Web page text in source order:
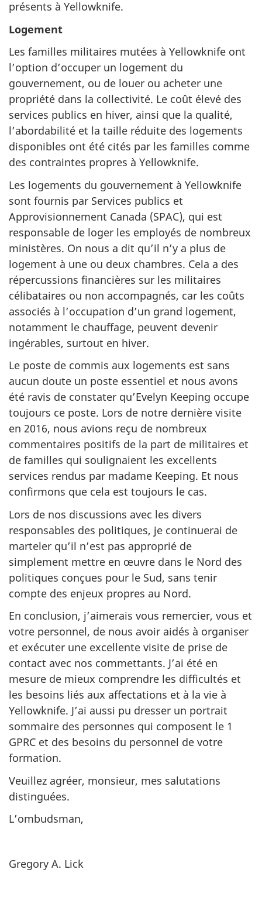
présents à Yellowknife.
Logement
Les familles militaires mutées à Yellowknife ont
l’option d’occuper un logement du
gouvernement, ou de louer ou acheter une
propriété dans la collectivité. Le coût élevé des
services publics en hiver, ainsi que la qualité,
l’abordabilité et la taille réduite des logements
disponibles ont été cités par les familles comme
des contraintes propres à Yellowknife.
Les logements du gouvernement à Yellowknife
sont fournis par Services publics et
Approvisionnement Canada (SPAC), qui est
responsable de loger les employés de nombreux
ministères. On nous a dit qu’il n’y a plus de
logement à une ou deux chambres. Cela a des
répercussions financières sur les militaires
célibataires ou non accompagnés, car les coûts
associés à l’occupation d’un grand logement,
notamment le chauffage, peuvent devenir
ingérables, surtout en hiver.
Le poste de commis aux logements est sans
aucun doute un poste essentiel et nous avons
été ravis de constater qu’Evelyn Keeping occupe
toujours ce poste. Lors de notre dernière visite
en 2016, nous avions reçu de nombreux
commentaires positifs de la part de militaires et
de familles qui soulignaient les excellents
services rendus par madame Keeping. Et nous
confirmons que cela est toujours le cas.
Lors de nos discussions avec les divers
responsables des politiques, je continuerai de
marteler qu’il n’est pas approprié de
simplement mettre en œuvre dans le Nord des
politiques conçues pour le Sud, sans tenir
compte des enjeux propres au Nord.
En conclusion, j’aimerais vous remercier, vous et
votre personnel, de nous avoir aidés à organiser
et exécuter une excellente visite de prise de
contact avec nos commettants. J’ai été en
mesure de mieux comprendre les difficultés et
les besoins liés aux affectations et à la vie à
Yellowknife. J’ai aussi pu dresser un portrait
sommaire des personnes qui composent le 1
GPRC et des besoins du personnel de votre
formation.
Veuillez agréer, monsieur, mes salutations
distinguées.
L’ombudsman,
Gregory A. Lick